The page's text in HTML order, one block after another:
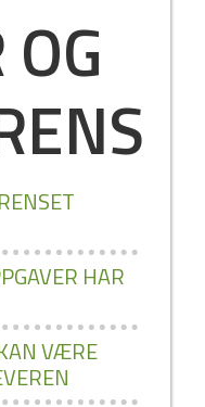
HAR
VÆRE